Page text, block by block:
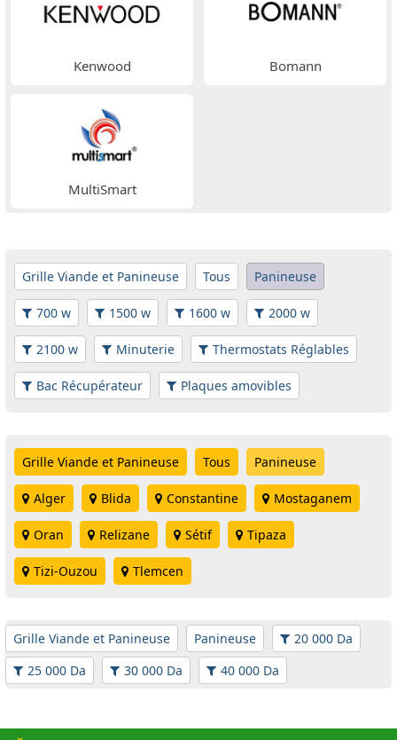
Kenwood Bomann
MultiSmart
Grille Viande et Panineuse Tous Panineuse
700 w 1500 w 1600 w 2000 w
2100 w Minuterie Thermostats Réglables
Bac Récupérateur Plaques amovibles
Grille Viande et Panineuse Tous Panineuse
Alger Blida Constantine Mostaganem
Oran Relizane Sétif Tipaza
Tizi-Ouzou Tlemcen
Grille Viande et Panineuse Panineuse
20 000 Da
25 000 Da
30 000 Da 40 000 Da